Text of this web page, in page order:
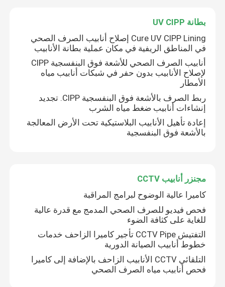
بطانة UV CIPP
Cure UV CIPP Lining إصلاح أنابيب الصرف الصحي
في المناطق الريفية في مكان عملية بطانة الأنابيب
أنابيب الصرف الصحي للأشعة فوق البنفسجية CIPP
لإصلاح الأنابيب بدون حفر في شبكات أنابيب مياه
الأمطار
ربط الصرف بالأشعة فوق البنفسجية CIPP. تجديد
إنشاءات أنابيب ضغط مياه الشرب
إعادة تأهيل الأنابيب البلاستيكية تحت الأرض المعالجة
بالأشعة فوق البنفسجية
مجنزر أنابيب CCTV
كاميرا عالية الوضوح لبرامج المراقبة
فحص فيديو للصرف الصحي المدمج مع قدرة عالية
للغاية على كثافة الضوء
التفتيش CCTV Pipe تأجير كاميرا الزاحف خدمات
خطوط أنابيب الصيانة الدورية
التلقائي CCTV الأنابيب الزاحف بالإضافة إلى كاميرا
فحص أنابيب مياه الصرف الصحي